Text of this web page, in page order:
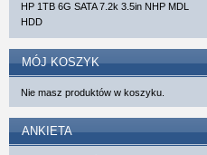
HP 1TB 6G SATA 7.2k 3.5in NHP MDL
HDD
MÓJ KOSZYK
Nie masz produktów w koszyku.
ANKIETA